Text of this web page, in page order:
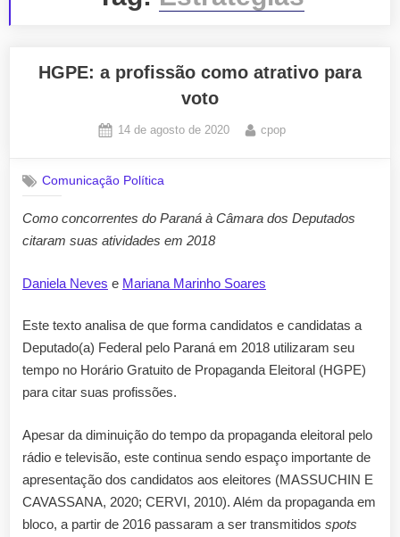
HGPE: a profissão como atrativo para
voto
Posted
14 de agosto de 2020 By
cpop
Comunicação Política
Como concorrentes do Paraná à Câmara dos Deputados
citaram suas atividades em 2018
Daniela Neves e Mariana Marinho Soares
Este texto analisa de que forma candidatos e candidatas a
Deputado(a) Federal pelo Paraná em 2018 utilizaram seu
tempo no Horário Gratuito de Propaganda Eleitoral (HGPE)
para citar suas profissões.
Apesar da diminuição do tempo da propaganda eleitoral pelo
rádio e televisão, este continua sendo espaço importante de
apresentação dos candidatos aos eleitores (MASSUCHIN E
CAVASSANA, 2020; CERVI, 2010). Além da propaganda em
bloco, a partir de 2016 passaram a ser transmitidos spots